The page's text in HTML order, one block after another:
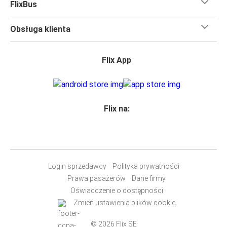
FlixBus
Obsługa klienta
Flix App
Flix na:
Login sprzedawcy
Polityka prywatności
Prawa pasażerów
Dane firmy
Oświadczenie o dostępności
Zmień ustawienia plików cookie
© 2026 Flix SE